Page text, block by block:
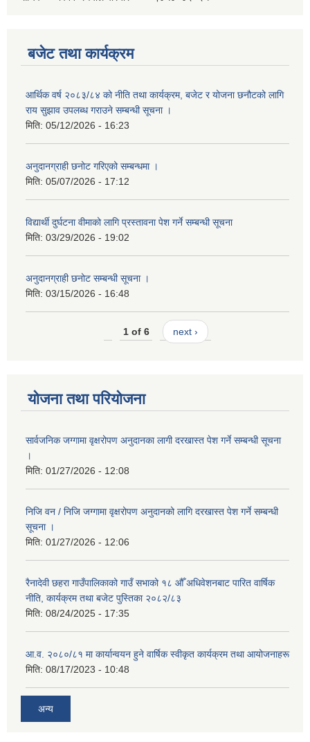
बजेट तथा कार्यक्रम
आर्थिक वर्ष २०८३/८४ को नीति तथा कार्यक्रम, बजेट र योजना छनौटको लागि
राय सुझाव उपलब्ध गराउने सम्बन्धी सूचना ।
मिति: 05/12/2026 - 16:23
अनुदानग्राही छनोट गरिएको सम्बन्धमा ।
मिति: 05/07/2026 - 17:12
विद्यार्थी दुर्घटना वीमाको लागि प्रस्तावना पेश गर्ने सम्बन्धी सूचना
मिति: 03/29/2026 - 19:02
अनुदानग्राही छनोट सम्बन्धी सूचना ।
मिति: 03/15/2026 - 16:48
1 of 6 next ›
योजना तथा परियोजना
सार्वजनिक जग्गामा वृक्षरोपण अनुदानका लागी दरखास्त पेश गर्ने सम्बन्धी सूचना
।
मिति: 01/27/2026 - 12:08
निजि वन / निजि जग्गामा वृक्षरोपण अनुदानको लागि दरखास्त पेश गर्ने सम्बन्धी
सूचना ।
मिति: 01/27/2026 - 12:06
रैनादेवी छहरा गाउँपालिकाको गाउँ सभाको १८ औँ अधिवेशनबाट पारित वार्षिक
नीति, कार्यक्रम तथा बजेट पुस्तिका २०८२/८३
मिति: 08/24/2025 - 17:35
आ.व. २०८०/८१ मा कार्यान्वयन हुने वार्षिक स्वीकृत कार्यक्रम तथा आयोजनाहरू
मिति: 08/17/2023 - 10:48
अन्य